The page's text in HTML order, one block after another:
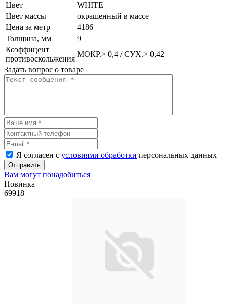
Цвет
WHITE
Цвет массы
окрашенный в массе
Цена за метр
4186
Толщина, мм
9
Коэффицент
противоскольжения
МОКР.> 0,4 / СУХ.> 0,42
Задать вопрос о товаре
Я согласен с условиями обработки персональных данных
Отправить
Вам могут понадобиться
Новинка
69918